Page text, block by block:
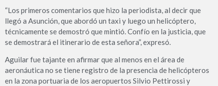
“Los primeros comentarios que hizo la periodista, al decir que
llegó a Asunción, que abordó un taxi y luego un helicóptero,
técnicamente se demostró que mintió. Confío en la justicia, que
se demostrará el itinerario de esta señora”, expresó.
Aguilar fue tajante en afirmar que al menos en el área de
aeronáutica no se tiene registro de la presencia de helicópteros
en la zona portuaria de los aeropuertos Silvio Pettirossi y